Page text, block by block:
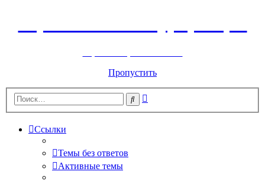
Пропустить
Поиск
Ссылки
Темы без ответов
Активные темы